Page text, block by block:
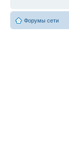
Форумы сети